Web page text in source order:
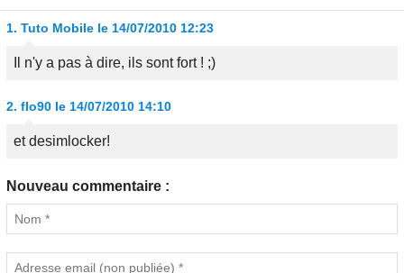
1. Tuto Mobile le 14/07/2010 12:23
Il n'y a pas à dire, ils sont fort ! ;)
2. flo90 le 14/07/2010 14:10
et desimlocker!
Nouveau commentaire :